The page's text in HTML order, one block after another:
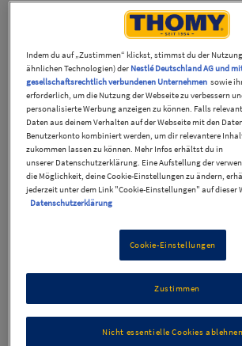
Rezepte9
Sortierung
Mittel
Indem du auf „Zustimmen“ klickst, stimmst du der
ähnlichen Technologien) der Nestlé Deutschland AG und
gesellschaftsrechtlich verbundenen Unternehmen sowie
erforderlich, um die Nutzung der Webseite zu verbessern
personalisierte Werbung anzeigen zu können. Falls
Daten aus deinem Verhalten auf der Webseite mit den
Benutzerkonto kombiniert werden, um dir relevantere
zukommen lassen zu können. Mehr Infos erhältst du in
unserer Datenschutzerklärung. Eine Aufstellung der
die Möglichkeit, deine Cookie-Einstellungen zu ändern,
jederzeit unter dem Link "Cookie-Einstellungen" auf dieser
Datenschutzerklärung
Cookie-Einstellungen
Nicht essentielle Cookies ablehnen
Zustimmen